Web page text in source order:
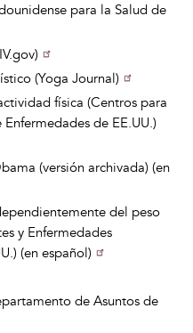
para la Salud de
(Yoga Journal)
física (Centros para
de EE.UU.)
(versión archivada) (en
del peso
y Enfermedades
Digestivas y Renales de EE.UU.) (en español)
de Asuntos de